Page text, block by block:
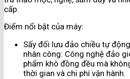
cấp.
Điểm nổi bật của máy:
Sấy đối lưu đảo chiều tự
nhân công: Công nghệ đảo
phẩm khô đồng đều mà
thời gian và chi phí vận hành.